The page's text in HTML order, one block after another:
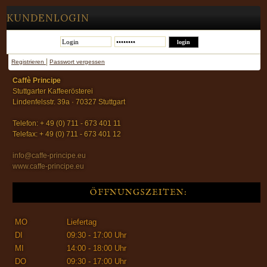
KUNDENLOGIN
Registrieren Passwort vergessen
Caffè Principe
Stuttgarter Kaffeerösterei
Lindenfelsstr. 39a · 70327 Stuttgart
Telefon: + 49 (0) 711 - 673 401 11
Telefax: + 49 (0) 711 - 673 401 12
info@caffe-principe.eu
www.caffe-principe.eu
ÖFFNUNGSZEITEN:
MO
Liefertag
DI
09:30 - 17:00 Uhr
MI
14:00 - 18:00 Uhr
DO
09:30 - 17:00 Uhr